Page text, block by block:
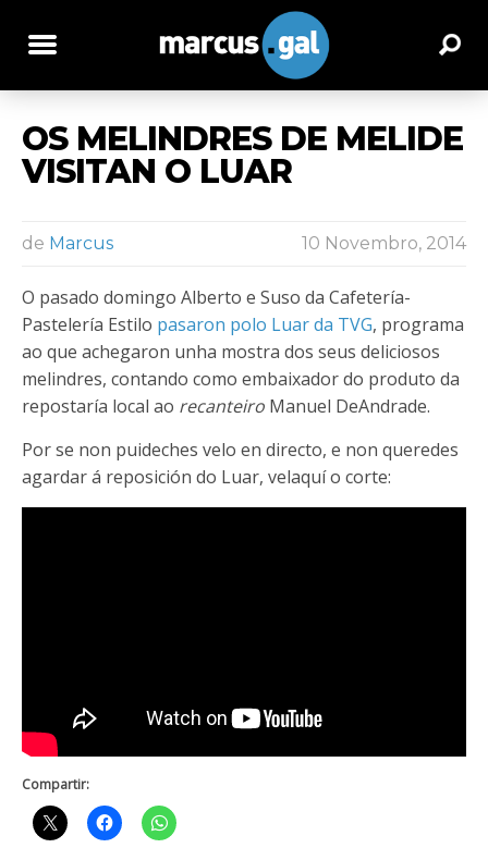
OS MELINDRES DE MELIDE
VISITAN O LUAR
de Marcus 10 Novembro, 2014
O pasado domingo Alberto e Suso da Cafetería-
Pastelería Estilo pasaron polo Luar da TVG, programa
ao que achegaron unha mostra dos seus deliciosos
melindres, contando como embaixador do produto da
repostaría local ao recanteiro Manuel DeAndrade.
Por se non puideches velo en directo, e non queredes
agardar á reposición do Luar, velaquí o corte:
Compartir: